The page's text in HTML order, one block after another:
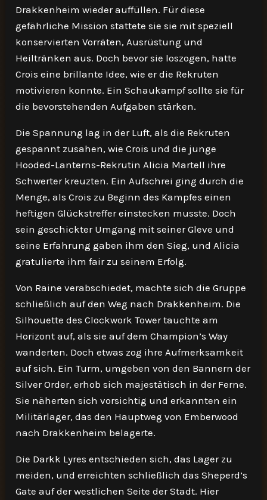
Drakkenheim wieder auffüllen. Für diese
gefährliche Mission stattete sie sie mit speziell
konservierten Vorräten, Ausrüstung und
Heiltränken aus. Doch bevor sie loszogen, hatte
Crois eine brillante Idee, wie er die Rekruten
motivieren konnte. Ein Schaukampf sollte sie für
die bevorstehenden Aufgaben stärken.
Die Spannung lag in der Luft, als die Rekruten
gespannt zusahen, wie Crois und die junge
Hooded-Lanterns-Rekrutin Alicia Martell ihre
Schwerter kreuzten. Ein Aufschrei ging durch die
Menge, als Crois zu Beginn des Kampfes einen
heftigen Glückstreffer einstecken musste. Doch
sein geschickter Umgang mit seiner Gleve und
seine Erfahrung gaben ihm den Sieg, und Alicia
gratulierte ihm fair zu seinem Erfolg.
Von Raine verabschiedet, machte sich die Gruppe
schließlich auf den Weg nach Drakkenheim. Die
Silhouette des Clockwork Tower tauchte am
Horizont auf, als sie auf dem Champion’s Way
wanderten. Doch etwas zog ihre Aufmerksamkeit
auf sich. Ein Turm, umgeben von den Bannern der
Silver Order, erhob sich majestätisch in der Ferne.
Sie näherten sich vorsichtig und erkannten ein
Militärlager, das den Hauptweg von Emberwood
nach Drakkenheim belagerte.
Die Darkk Lyres entschieden sich, das Lager zu
meiden, und erreichten schließlich das Sheperd’s
Gate auf der westlichen Seite der Stadt. Hier